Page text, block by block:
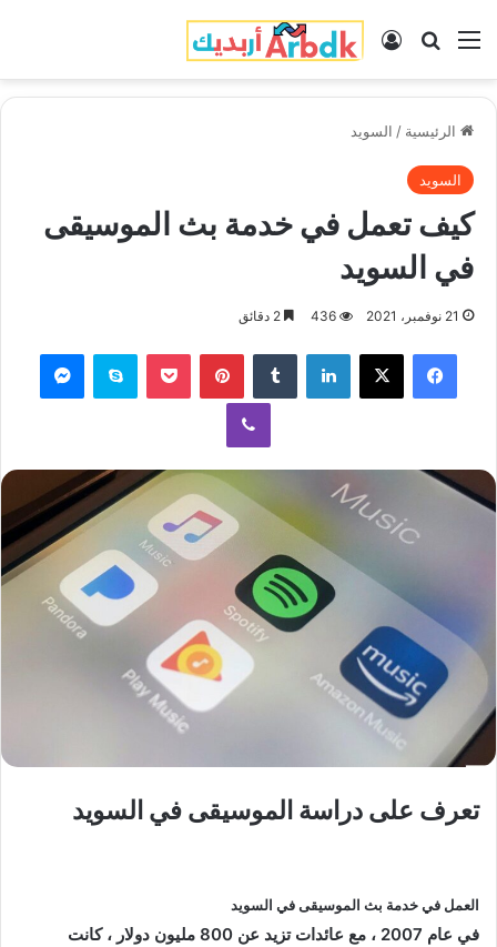
القائمة بحث عنتسجيل الدخول
الرئيسية / السويد
السويد
كيف تعمل في خدمة بث الموسيقى
في السويد
21 نوفمبر، 2021 436
فيسبوك لينكدإن بينتيريست سكايب
ڤايبر
تعرف على دراسة الموسيقى في السويد
العمل في خدمة بث الموسيقى في السويد
في عام 2007 ، مع عائدات تزيد عن 800 مليون دولار ، كانت